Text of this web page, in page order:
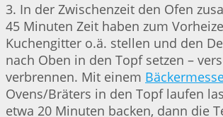
3. In der Zwischenzeit den Ofen
45 Minuten Zeit haben zum
Kuchengitter o.ä. stellen und den
nach Oben in den Topf setzen –
verbrennen. Mit einem
Ovens/Bräters in den Topf laufen
etwa 20 Minuten backen, dann die